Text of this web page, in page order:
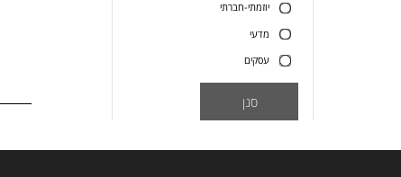
יוזמתי-חברתי
מדעי
עסקים
סנן